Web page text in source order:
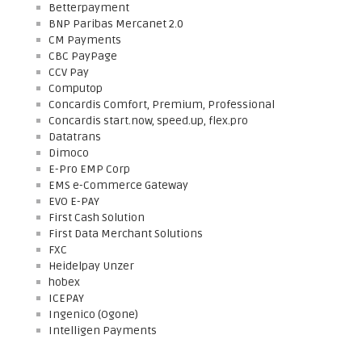
Betterpayment
BNP Paribas Mercanet 2.0
CM Payments
CBC PayPage
CCV Pay
Computop
Concardis Comfort, Premium, Professional
Concardis start.now, speed.up, flex.pro
Datatrans
Dimoco
E-Pro EMP Corp
EMS e-Commerce Gateway
EVO E-PAY
First Cash Solution
First Data Merchant Solutions
FXC
Heidelpay Unzer
hobex
ICEPAY
Ingenico (Ogone)
Intelligen Payments